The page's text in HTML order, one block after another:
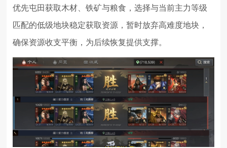
优先屯田获取木材、铁矿与粮食，选择与当前主力等级
匹配的低级地块稳定获取资源，暂时放弃高难度地块，
确保资源收支平衡，为后续恢复提供支撑。